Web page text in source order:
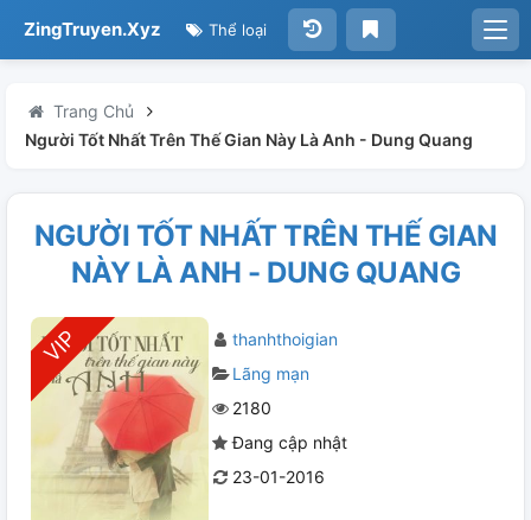
ZingTruyen.Xyz Thể loại
Trang Chủ
Người Tốt Nhất Trên Thế Gian Này Là Anh - Dung Quang
NGƯỜI TỐT NHẤT TRÊN THẾ GIAN
NÀY LÀ ANH - DUNG QUANG
thanhthoigian
Lãng mạn
2180
Đang cập nhật
23-01-2016